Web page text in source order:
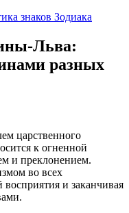
знаков Зодиака
Льва:
разных
царственного
к огненной
и преклонением.
во всех
и заканчивая